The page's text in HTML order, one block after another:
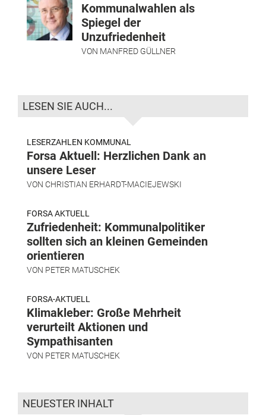
Kommunalwahlen als
Spiegel der
Unzufriedenheit
VON MANFRED GÜLLNER
LESEN SIE AUCH...
LESERZAHLEN KOMMUNAL
Forsa Aktuell: Herzlichen Dank an
unsere Leser
VON CHRISTIAN ERHARDT-MACIEJEWSKI
FORSA AKTUELL
Zufriedenheit: Kommunalpolitiker
sollten sich an kleinen Gemeinden
orientieren
VON PETER MATUSCHEK
FORSA-AKTUELL
Klimakleber: Große Mehrheit
verurteilt Aktionen und
Sympathisanten
VON PETER MATUSCHEK
NEUESTER INHALT